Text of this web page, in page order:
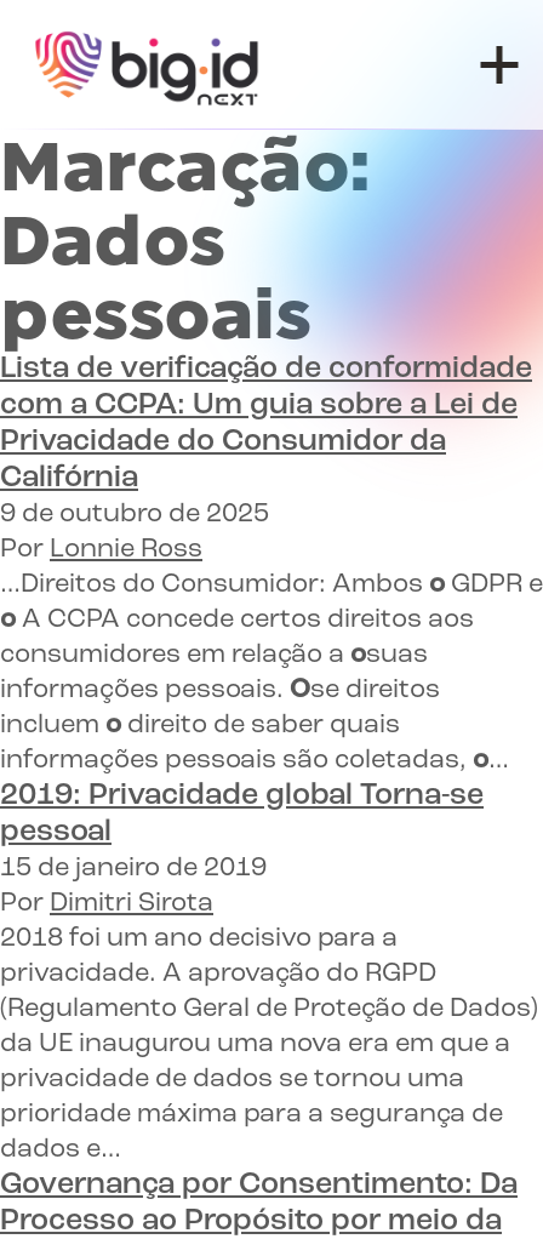
Marcação:
Dados
pessoais
Lista de verificação de conformidade
com a CCPA: Um guia sobre a Lei de
Privacidade do Consumidor da
Califórnia
9 de outubro de 2025
Por Lonnie Ross
…Direitos do Consumidor: Ambos o GDPR e
o A CCPA concede certos direitos aos
consumidores em relação a osuas
informações pessoais. Ose direitos
incluem o direito de saber quais
informações pessoais são coletadas, o…
2019: Privacidade global Torna-se
pessoal
15 de janeiro de 2019
Por Dimitri Sirota
2018 foi um ano decisivo para a
privacidade. A aprovação do RGPD
(Regulamento Geral de Proteção de Dados)
da UE inaugurou uma nova era em que a
privacidade de dados se tornou uma
prioridade máxima para a segurança de
dados e…
Governança por Consentimento: Da
Processo ao Propósito por meio da